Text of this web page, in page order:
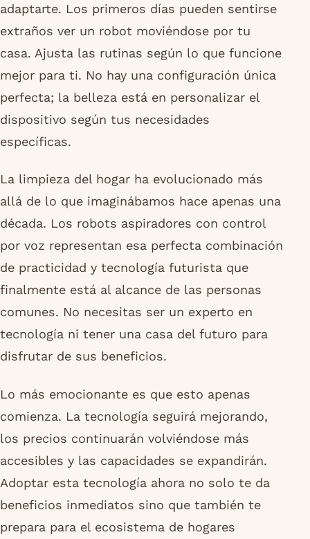
adaptarte. Los primeros días pueden sentirse
extraños ver un robot moviéndose por tu
casa. Ajusta las rutinas según lo que funcione
mejor para ti. No hay una configuración única
perfecta; la belleza está en personalizar el
dispositivo según tus necesidades
específicas.
La limpieza del hogar ha evolucionado más
allá de lo que imaginábamos hace apenas una
década. Los robots aspiradores con control
por voz representan esa perfecta combinación
de practicidad y tecnología futurista que
finalmente está al alcance de las personas
comunes. No necesitas ser un experto en
tecnología ni tener una casa del futuro para
disfrutar de sus beneficios.
Lo más emocionante es que esto apenas
comienza. La tecnología seguirá mejorando,
los precios continuarán volviéndose más
accesibles y las capacidades se expandirán.
Adoptar esta tecnología ahora no solo te da
beneficios inmediatos sino que también te
prepara para el ecosistema de hogares